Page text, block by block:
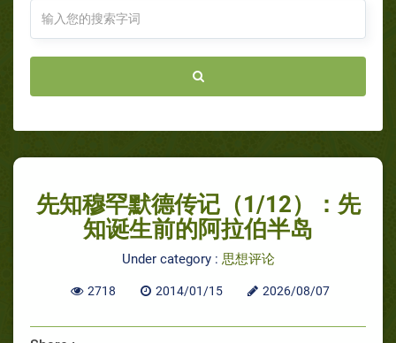
先知穆罕默德传记（1/12）：先
知诞生前的阿拉伯半岛
Under category : 思想评论
2718 2014/01/15 2026/08/07